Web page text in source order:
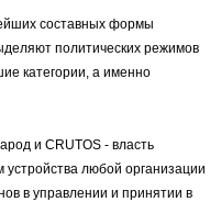
составных формы
политических режимов
категории, а именно
и CRUTOS - власть
любой организации
в управлении и принятии в